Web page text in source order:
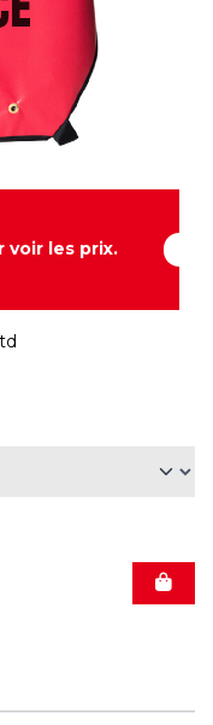
voir les prix.